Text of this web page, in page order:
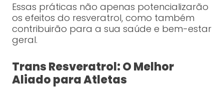
Essas práticas não apenas potencializarão
os efeitos do resveratrol, como também
contribuirão para a sua saúde e bem-estar
geral.
Trans Resveratrol: O Melhor
Aliado para Atletas